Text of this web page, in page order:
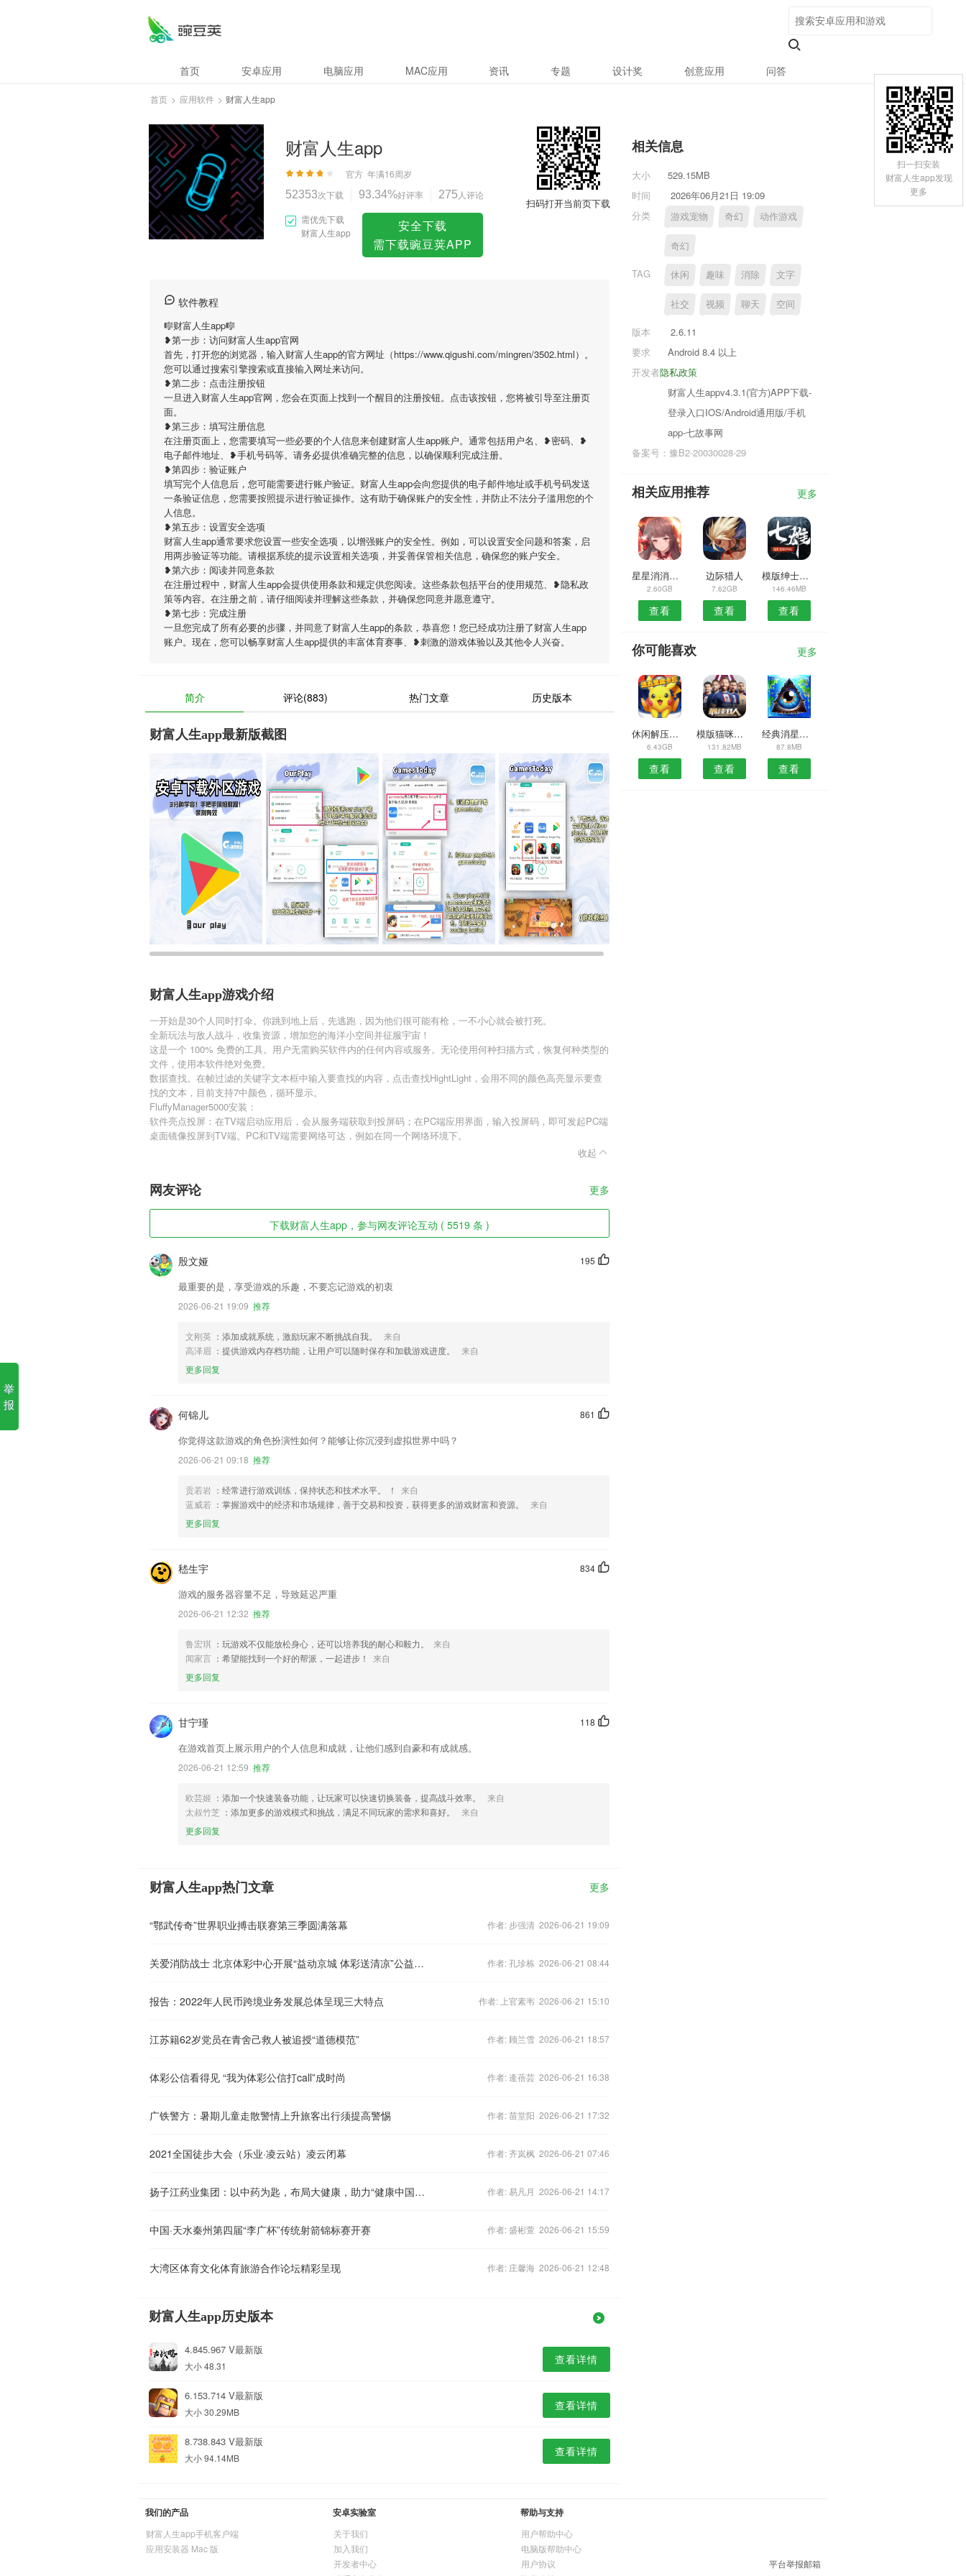
首页 安卓应用 电脑应用 MAC应用 资讯 专题 设计奖 创意应用 问答
首页 > 应用软件 > 财富人生app
财富人生app
官方 年满16周岁
52353次下载 93.34%好评率 275 人评论
需优先下载
财富人生app
安全下载
需下载豌豆荚APP
扫码打开当前页下载
软件教程
🎼财富人生app🎼
❥第一步：访问财富人生app官网
首先，打开您的浏览器，输入财富人生app的官方网址（https://www.qigushi.com/mingren/3502.html）。
您可以通过搜索引擎搜索或直接输入网址来访问。
❥第二步：点击注册按钮
一旦进入财富人生app官网，您会在页面上找到一个醒目的注册按钮。点击该按钮，您将被引导至注册页
面。
❥第三步：填写注册信息
在注册页面上，您需要填写一些必要的个人信息来创建财富人生app账户。通常包括用户名、❥密码、❥
电子邮件地址、❥手机号码等。请务必提供准确完整的信息，以确保顺利完成注册。
❥第四步：验证账户
填写完个人信息后，您可能需要进行账户验证。财富人生app会向您提供的电子邮件地址或手机号码发送
一条验证信息，您需要按照提示进行验证操作。这有助于确保账户的安全性，并防止不法分子滥用您的个
人信息。
❥第五步：设置安全选项
财富人生app通常要求您设置一些安全选项，以增强账户的安全性。例如，可以设置安全问题和答案，启
用两步验证等功能。请根据系统的提示设置相关选项，并妥善保管相关信息，确保您的账户安全。
❥第六步：阅读并同意条款
在注册过程中，财富人生app会提供使用条款和规定供您阅读。这些条款包括平台的使用规范、❥隐私政
策等内容。在注册之前，请仔细阅读并理解这些条款，并确保您同意并愿意遵守。
❥第七步：完成注册
一旦您完成了所有必要的步骤，并同意了财富人生app的条款，恭喜您！您已经成功注册了财富人生app
账户。现在，您可以畅享财富人生app提供的丰富体育赛事、❥刺激的游戏体验以及其他令人兴奋。
简介 评论(883) 热门文章 历史版本
财富人生app最新版截图
财富人生app游戏介绍
一开始是30个人同时打伞。你跳到地上后，先逃跑，因为他们很可能有枪，一不小心就会被打死。
全新玩法与敌人战斗，收集资源，增加您的海洋小空间并征服宇宙！
这是一个 100% 免费的工具。用户无需购买软件内的任何内容或服务。无论使用何种扫描方式，恢复何种类型的
文件，使用本软件绝对免费。
数据查找。在帧过滤的关键字文本框中输入要查找的内容，点击查找HightLight，会用不同的颜色高亮显示要查
找的文本，目前支持7中颜色，循环显示。
FluffyManager5000安装：
软件亮点投屏：在TV端启动应用后，会从服务端获取到投屏码；在PC端应用界面，输入投屏码，即可发起PC端
桌面镜像投屏到TV端。PC和TV端需要网络可达，例如在同一个网络环境下。
收起
网友评论 更多
下载财富人生app，参与网友评论互动 ( 5519 条 )
195
殷文娅
最重要的是，享受游戏的乐趣，不要忘记游戏的初衷
2026-06-21 19:09 推荐
文刚英 ：添加成就系统，激励玩家不断挑战自我。
来自
高泽眉 ：提供游戏内存档功能，让用户可以随时保存和加载游戏进度。
来自
更多回复
861
何锦儿
你觉得这款游戏的角色扮演性如何？能够让你沉浸到虚拟世界中吗？
2026-06-21 09:18 推荐
贡若岩 ：经常进行游戏训练，保持状态和技术水平。 ！
来自
蓝威若 ：掌握游戏中的经济和市场规律，善于交易和投资，获得更多的游戏财富和资源。
来自
更多回复
834
嵇生宇
游戏的服务器容量不足，导致延迟严重
2026-06-21 12:32 推荐
鲁宏琪 ：玩游戏不仅能放松身心，还可以培养我的耐心和毅力。
来自
闻家言 ：希望能找到一个好的帮派，一起进步！
来自
更多回复
118
甘宁瑾
在游戏首页上展示用户的个人信息和成就，让他们感到自豪和有成就感。
2026-06-21 12:59 推荐
欧芸姬 ：添加一个快速装备功能，让玩家可以快速切换装备，提高战斗效率。
来自
太叔竹芝 ：添加更多的游戏模式和挑战，满足不同玩家的需求和喜好。
来自
更多回复
财富人生app热门文章 更多
“鄂武传奇”世界职业搏击联赛第三季圆满落幕 作者: 步强清 2026-06-21 19:09
关爱消防战士 北京体彩中心开展“益动京城 体彩送清凉”公益活动 作者: 孔珍栋 2026-06-21 08:44
报告：2022年人民币跨境业务发展总体呈现三大特点 作者: 上官素韦 2026-06-21 15:10
江苏籍62岁党员在青舍己救人被追授“道德模范” 作者: 顾兰雪 2026-06-21 18:57
体彩公信看得见 “我为体彩公信打call”成时尚 作者: 逄蓓芸 2026-06-21 16:38
广铁警方：暑期儿童走散警情上升旅客出行须提高警惕 作者: 苗堂阳 2026-06-21 17:32
2021全国徒步大会（乐业·凌云站）凌云闭幕 作者: 齐岚枫 2026-06-21 07:46
扬子江药业集团：以中药为匙，布局大健康，助力“健康中国2030” 作者: 易凡月 2026-06-21 14:17
中国·天水秦州第四届“李广杯”传统射箭锦标赛开赛 作者: 盛彬萱 2026-06-21 15:59
大湾区体育文化体育旅游合作论坛精彩呈现 作者: 庄馨海 2026-06-21 12:48
财富人生app历史版本
4.845.967 V最新版
大小 48.31 查看详情
6.153.714 V最新版
大小 30.29MB 查看详情
8.738.843 V最新版
大小 94.14MB 查看详情
相关信息
大小
529.15MB
时间
2026年06月21日 19:09
分类
游戏宠物 奇幻 动作游戏
奇幻
TAG 休闲 趣味 消除 文字
社交 视频 聊天 空间
版本
2.6.11
要求
Android 8.4 以上
隐私政策
开发者
财富人生appv4.3.1(官方)APP下载-
登录入口IOS/Android通用版/手机
app-七故事网
备案号：豫B2-20030028-29
相关应用推荐 更多
星星消消乐2020经典版
2.60GB
查看
边际猎人
7.62GB
查看
模版绅士江湖
146.46MB
查看
你可能喜欢 更多
休闲解压切片
6.43GB
查看
模版猫咪水疗馆
131.82MB
查看
经典消星星手游下载
87.8MB
查看
我们的产品
财富人生app手机客户端
应用安装器 Mac 版
安卓实验室
关于我们
加入我们
开发者中心
帮助与支持
用户帮助中心
电脑版帮助中心
用户协议
平台举报邮箱
扫一扫安装
财富人生app发现
更多
举
报